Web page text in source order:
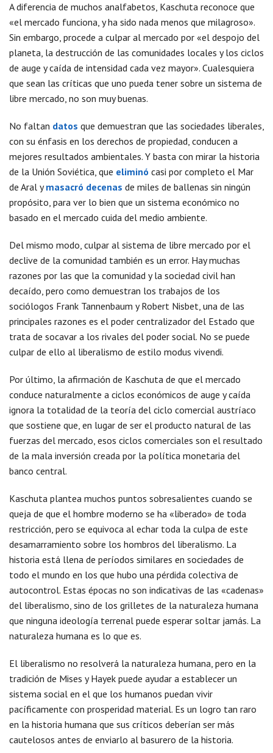
A diferencia de muchos analfabetos, Kaschuta reconoce que
«el mercado funciona, y ha sido nada menos que milagroso».
Sin embargo, procede a culpar al mercado por «el despojo del
planeta, la destrucción de las comunidades locales y los ciclos
de auge y caída de intensidad cada vez mayor». Cualesquiera
que sean las críticas que uno pueda tener sobre un sistema de
libre mercado, no son muy buenas.
No faltan datos que demuestran que las sociedades liberales,
con su énfasis en los derechos de propiedad, conducen a
mejores resultados ambientales. Y basta con mirar la historia
de la Unión Soviética, que eliminó casi por completo el Mar
de Aral ymasacró decenas de miles de ballenas sin ningún
propósito, para ver lo bien que un sistema económico no
basado en el mercado cuida del medio ambiente.
Del mismo modo, culpar al sistema de libre mercado por el
declive de la comunidad también es un error. Hay muchas
razones por las que la comunidad y la sociedad civil han
decaído, pero como demuestran los trabajos de los
sociólogos Frank Tannenbaum y Robert Nisbet, una de las
principales razones es el poder centralizador del Estado que
trata de socavar a los rivales del poder social. No se puede
culpar de ello al liberalismo de estilo modus vivendi.
Por último, la afirmación de Kaschuta de que el mercado
conduce naturalmente a ciclos económicos de auge y caída
ignora la totalidad de la teoría del ciclo comercial austríaco
que sostiene que, en lugar de ser el producto natural de las
fuerzas del mercado, esos ciclos comerciales son el resultado
de la mala inversión creada por la política monetaria del
banco central.
Kaschuta plantea muchos puntos sobresalientes cuando se
queja de que el hombre moderno se ha «liberado» de toda
restricción, pero se equivoca al echar toda la culpa de este
desamarramiento sobre los hombros del liberalismo. La
historia está llena de períodos similares en sociedades de
todo el mundo en los que hubo una pérdida colectiva de
autocontrol. Estas épocas no son indicativas de las «cadenas»
del liberalismo, sino de los grilletes de la naturaleza humana
que ninguna ideología terrenal puede esperar soltar jamás. La
naturaleza humana es lo que es.
El liberalismo no resolverá la naturaleza humana, pero en la
tradición de Mises y Hayek puede ayudar a establecer un
sistema social en el que los humanos puedan vivir
pacíficamente con prosperidad material. Es un logro tan raro
en la historia humana que sus críticos deberían ser más
cautelosos antes de enviarlo al basurero de la historia.